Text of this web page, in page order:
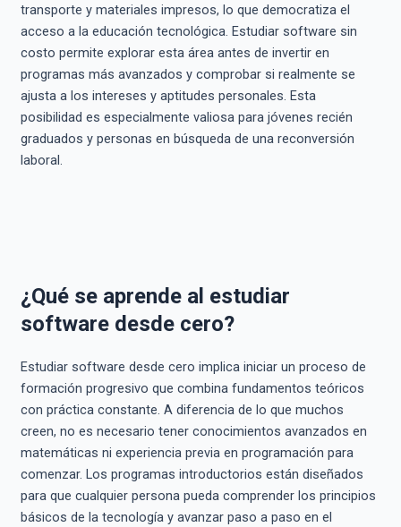
transporte y materiales impresos, lo que democratiza el
acceso a la educación tecnológica. Estudiar software sin
costo permite explorar esta área antes de invertir en
programas más avanzados y comprobar si realmente se
ajusta a los intereses y aptitudes personales. Esta
posibilidad es especialmente valiosa para jóvenes recién
graduados y personas en búsqueda de una reconversión
laboral.
¿Qué se aprende al estudiar
software desde cero?
Estudiar software desde cero implica iniciar un proceso de
formación progresivo que combina fundamentos teóricos
con práctica constante. A diferencia de lo que muchos
creen, no es necesario tener conocimientos avanzados en
matemáticas ni experiencia previa en programación para
comenzar. Los programas introductorios están diseñados
para que cualquier persona pueda comprender los principios
básicos de la tecnología y avanzar paso a paso en el